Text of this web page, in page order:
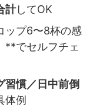
計してOK
ップ6〜8杯の感
**でセルフチェ
習慣／日中前倒
体例